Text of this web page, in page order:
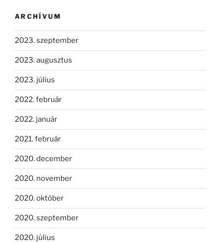
ARCHÍVUM
2023. szeptember
2023. augusztus
2023. július
2022. február
2022. január
2021. február
2020. december
2020. november
2020. október
2020. szeptember
2020. július